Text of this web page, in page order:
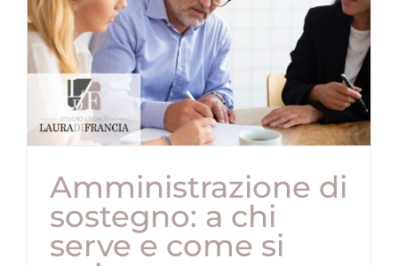
Amministrazione di
sostegno: a chi
serve e come si